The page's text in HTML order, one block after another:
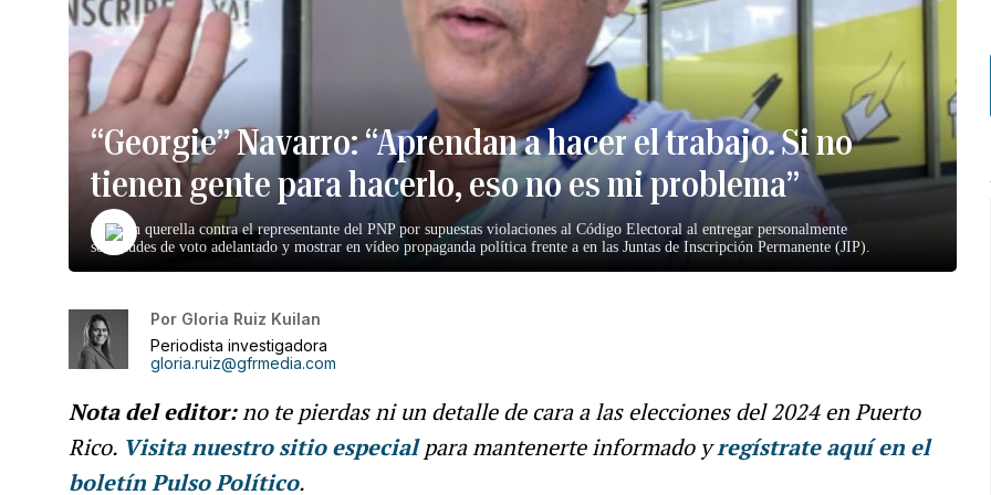
“Georgie” Navarro: “Aprendan a hacer el trabajo. Si no
tienen gente para hacerlo, eso no es mi problema”
Radican querella contra el representante del PNP por supuestas violaciones al Código Electoral al entregar personalmente
solicitudes de voto adelantado y mostrar en vídeo propaganda política frente a en las Juntas de Inscripción Permanente (JIP).
Por Gloria Ruiz Kuilan
Periodista investigadora
gloria.ruiz@gfrmedia.com
Nota del editor:no te pierdas ni un detalle de cara a las elecciones del 2024 en Puerto
Rico. Visita nuestro sitio especialpara mantenerte informado yregístrate aquí en el
boletín Pulso Político.